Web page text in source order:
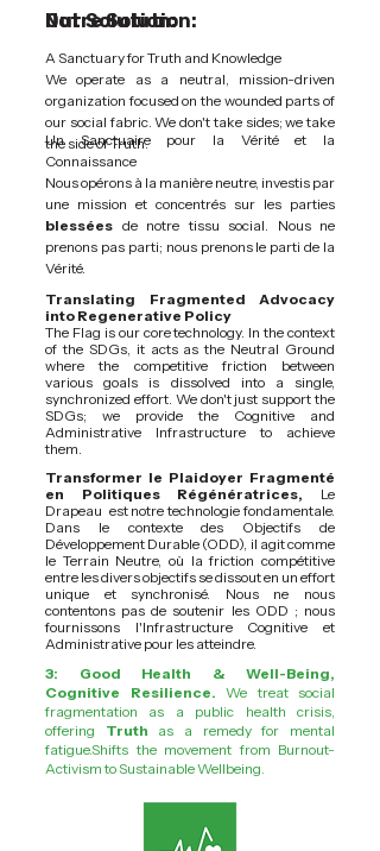
Our Solution:
A Sanctuary for Truth and Knowledge
We operate as a neutral, mission-driven
organization focused on the wounded parts of
our social fabric. We don't take sides; we take
the side of Truth.
Notre Solution:
Un Sanctuaire pour la Vérité et la
Connaissance
Nous opérons à la manière neutre, investis par
une mission et concentrés sur les parties
blessées de notre tissu social. Nous ne
prenons pas parti; nous prenons le parti de la
Vérité.
Translating Fragmented Advocacy
into Regenerative Policy
The Flag is our core technology. In the context
of the SDGs, it acts as the Neutral Ground
where the competitive friction between
various goals is dissolved into a single,
synchronized effort. We don't just support the
SDGs; we provide the Cognitive and
Administrative Infrastructure to achieve
them.
Transformer le Plaidoyer Fragmenté
en Politiques Régénératrices, Le
Drapeau est notre technologie fondamentale.
Dans le contexte des Objectifs de
Développement Durable (ODD), il agit comme
le Terrain Neutre, où la friction compétitive
entre les divers objectifs se dissout en un effort
unique et synchronisé. Nous ne nous
contentons pas de soutenir les ODD ; nous
fournissons l'Infrastructure Cognitive et
Administrative pour les atteindre.
3: Good Health & Well-Being,
Cognitive Resilience. We treat social
fragmentation as a public health crisis,
offering Truth as a remedy for mental
fatigue.Shifts the movement from Burnout-
Activism to Sustainable Wellbeing.